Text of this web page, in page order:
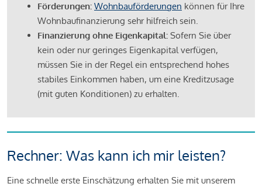
Förderungen: Wohnbauförderungen können für Ihre
Wohnbaufinanzierung sehr hilfreich sein.
Finanzierung ohne Eigenkapital: Sofern Sie über
kein oder nur geringes Eigenkapital verfügen,
müssen Sie in der Regel ein entsprechend hohes
stabiles Einkommen haben, um eine Kreditzusage
(mit guten Konditionen) zu erhalten.
Rechner: Was kann ich mir leisten?
Eine schnelle erste Einschätzung erhalten Sie mit unserem